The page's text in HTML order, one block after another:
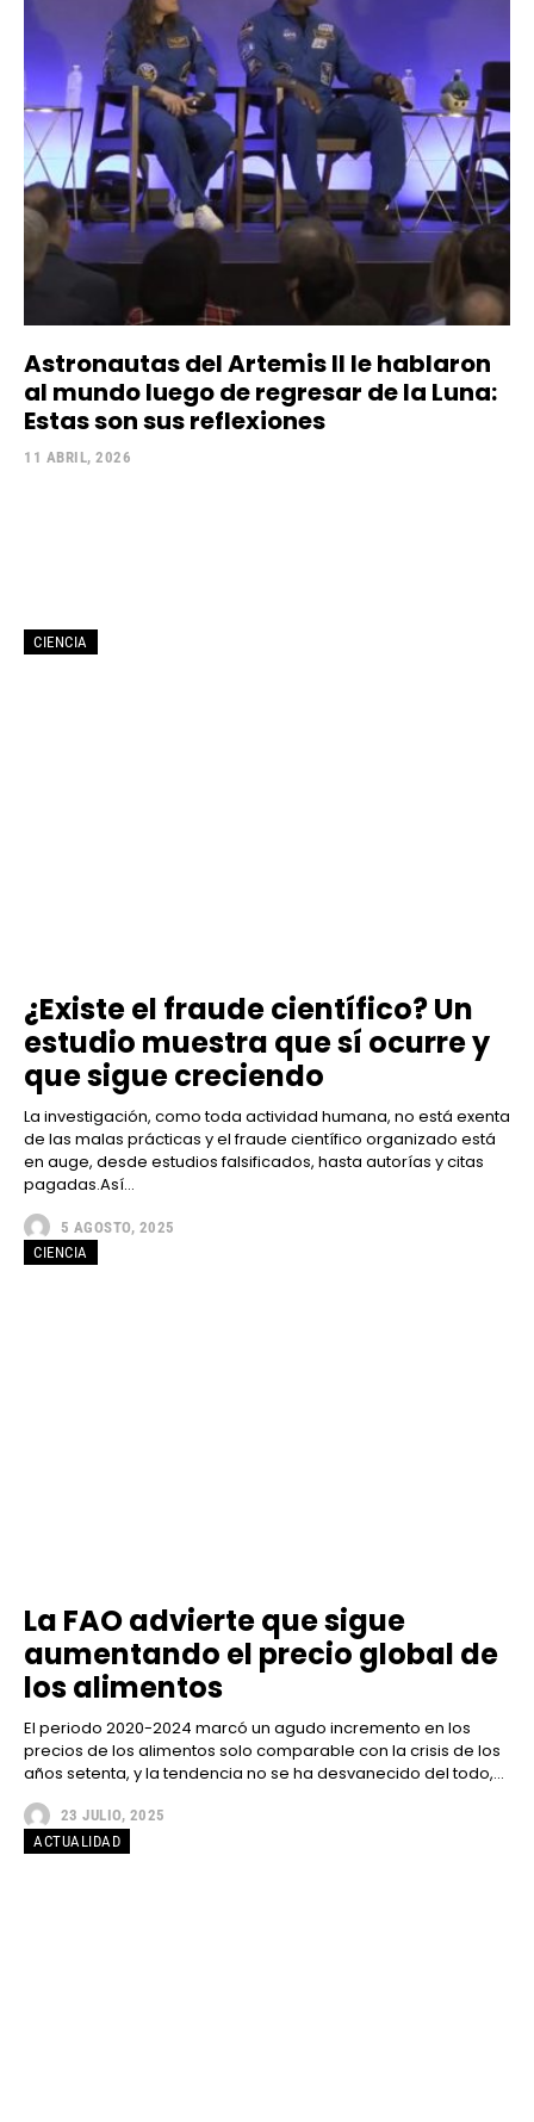
Astronautas del Artemis II le hablaron
al mundo luego de regresar de la Luna:
Estas son sus reflexiones
11 ABRIL, 2026
CIENCIA
¿Existe el fraude científico? Un
estudio muestra que sí ocurre y
que sigue creciendo
La investigación, como toda actividad humana, no está exenta
de las malas prácticas y el fraude científico organizado está
en auge, desde estudios falsificados, hasta autorías y citas
pagadas.Así...
5 AGOSTO, 2025
CIENCIA
La FAO advierte que sigue
aumentando el precio global de
los alimentos
El periodo 2020-2024 marcó un agudo incremento en los
precios de los alimentos solo comparable con la crisis de los
años setenta, y la tendencia no se ha desvanecido del todo,...
23 JULIO, 2025
ACTUALIDAD